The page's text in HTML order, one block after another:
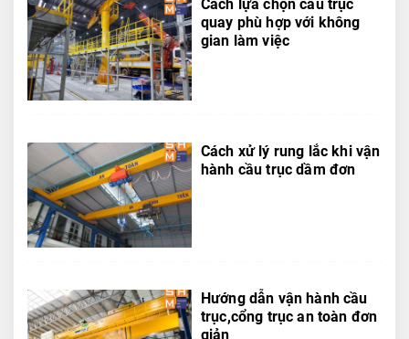
Cách lựa chọn cầu trục
quay phù hợp với không
gian làm việc
Cách xử lý rung lắc khi vận
hành cầu trục dầm đơn
Hướng dẫn vận hành cầu
trục,cổng trục an toàn đơn
giản